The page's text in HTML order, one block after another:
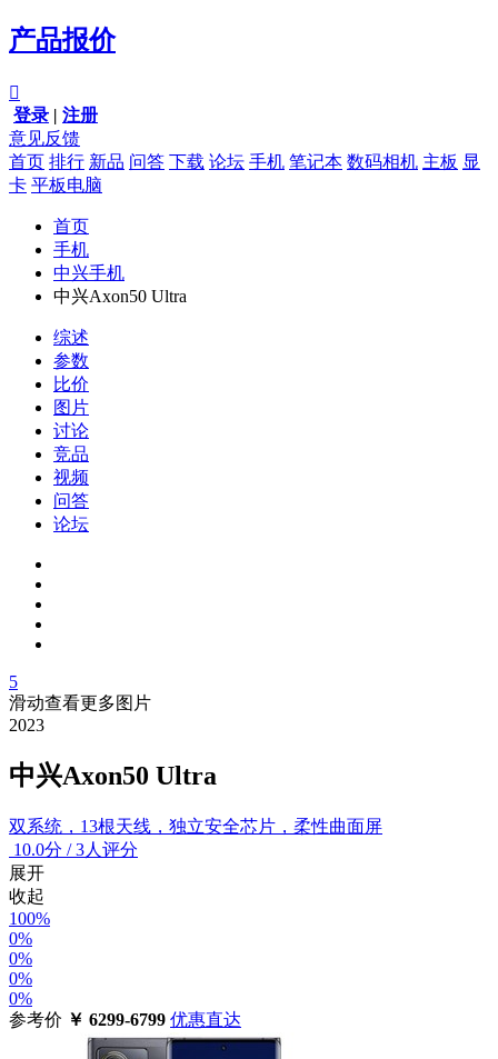
产品报价

登录 | 注册
意见反馈
首页 排行 新品 问答 下载 论坛 手机 笔记本 数码相机 主板 显
卡 平板电脑
首页
手机
中兴手机
中兴Axon50 Ultra
综述
参数
比价
图片
讨论
竞品
视频
问答
论坛
5
滑动查看更多图片
2023
中兴Axon50 Ultra
双系统，13根天线，独立安全芯片，柔性曲面屏
10.0分 /3人评分
展开
收起
100%
0%
0%
0%
0%
参考价 ￥ 6299-6799 优惠直达